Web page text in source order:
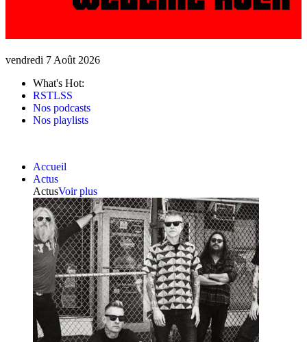
vendredi 7 Août 2026
What's Hot:
RSTLSS
Nos podcasts
Nos playlists
Accueil
Actus
ActusVoir plus